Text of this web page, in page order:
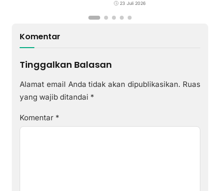
Muhammadiyah Babat
23 Juli 2026
Komentar
Tinggalkan Balasan
Alamat email Anda tidak akan dipublikasikan. Ruas
yang wajib ditandai *
Komentar *